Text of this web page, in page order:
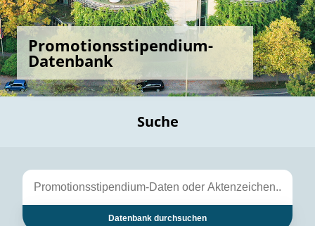
Promotionsstipendium-
Datenbank
Suche
Datenbank durchsuchen